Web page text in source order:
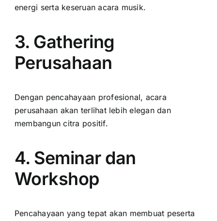
energi serta keseruan acara musik.
3. Gathering
Perusahaan
Dengan pencahayaan profesional, acara
perusahaan akan terlihat lebih elegan dan
membangun citra positif.
4. Seminar dan
Workshop
Pencahayaan yang tepat akan membuat peserta